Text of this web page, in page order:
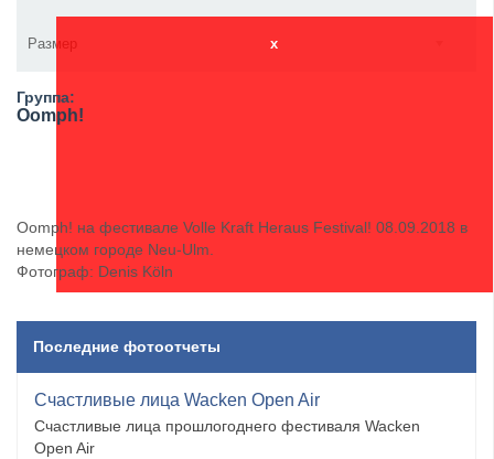
Размер x
Группа:
Oomph!
Oomph! на фестивале Volle Kraft Heraus Festival! 08.09.2018 в
немецком городе Neu-Ulm.
Фотограф: Denis Köln
Последние фотоотчеты
Счастливые лица Wacken Open Air
Счастливые лица прошлогоднего фестиваля Wacken
Open Air